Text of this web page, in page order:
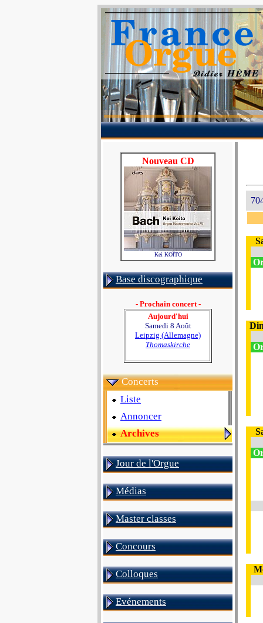
Nouveau CD
Kei KOÏTO
Base discographique
- Prochain concert -
Aujourd'hui
Samedi 8 Août
Leipzig (Allemagne)
Thomaskirche
Concerts
Liste
Annoncer
Archives
Jour de l'Orgue
Médias
Master classes
Concours
Colloques
Evénements